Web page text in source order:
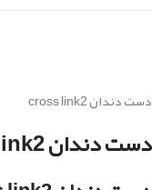
دست دندان cross link2
دست دندان cross link2